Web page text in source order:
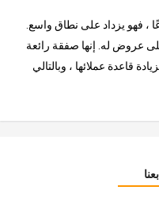
، فهو يزداد على نطاق واسع.
عروض له. إنها صفقة رائعة
قاعدة عملائها ، وبالتالي